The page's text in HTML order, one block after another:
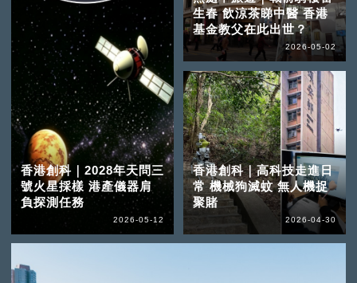
香港創科｜2028年天問三
號火星採樣 港產儀器肩
負探測任務
2026-05-12
生春 飲涼茶睇中醫 香港
基金教父在此出世？
2026-05-02
香港創科｜高科技走進日
常 機械狗滅蚊 無人機捉
聚賭
2026-04-30